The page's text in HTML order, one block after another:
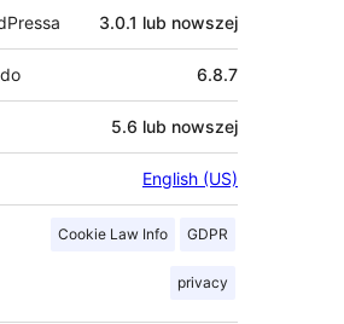
3.0.1 lub nowszej
6.8.7
5.6 lub nowszej
English (US)
Cookie Law Info GDPR
privacy